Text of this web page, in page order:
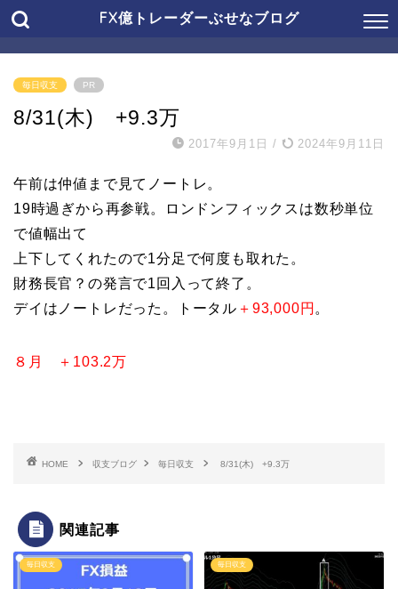
FX億トレーダーぶせなブログ
毎日収支 PR
8/31(木) +9.3万
2017年9月1日 / 2024年9月11日
午前は仲値まで見てノートレ。
19時過ぎから再参戦。ロンドンフィックスは数秒単位
で値幅出て
上下してくれたので1分足で何度も取れた。
財務長官？の発言で1回入って終了。
デイはノートレだった。トータル ＋93,000円 。
８月 ＋103.2万
HOME 収支ブログ 毎日収支 8/31(木) +9.3万
関連記事
毎日収支 毎日収支